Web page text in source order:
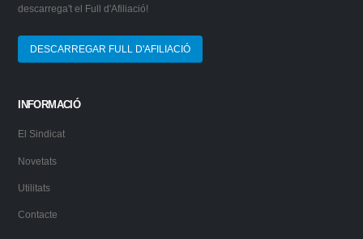
descarrega't el Full d'Afiliació!
DESCARREGAR FULL D'AFILIACIÓ
INFORMACIÓ
El Sindicat
Novetats
Utilitats
Contacte